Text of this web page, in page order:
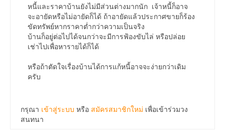
หนี้และราคาบ้านยังไม่มีส่วนต่างมากนัก เจ้าหนี้ก็อาจ
จะอายัดหรือไม่อายัดก็ได้ ถ้าอายัดแล้วประกาศขายก็ร้อง
ขัดทรัพย์หากราคาต่ำกว่าความเป็นจริง
บ้านก็อยู่ต่อไปได้จนกว่าจะมีการฟ้องขับไล่ หรือปล่อย
เช่าไปเพื่อหารายได้ก็ได้
หรือถ้าตัดใจเรื่องบ้านได้การแก้หนี้อาจจะง่ายกว่าเดิม
ครับ
กรุณา เข้าสู่ระบบ หรือ สมัครสมาชิกใหม่ เพื่อเข้าร่วมวง
สนทนา